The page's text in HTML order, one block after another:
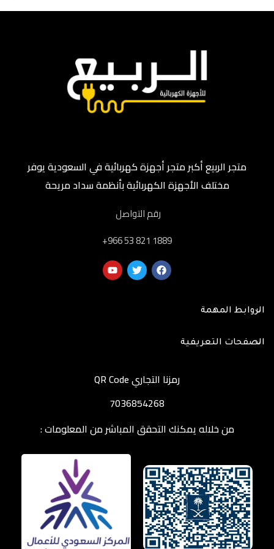
متجر الربيع أكبر متجر أجهزة كهربائية في السعودية يوفر
مختلف الأجهزة الكهربائية بأنظمة سداد مريحة
رقم التواصل
‎+966 53 821 1889
الروابط المهمة
الصفحات التعريفية
رمزنا التجاري QR Code
7036854268
من خلاله يمكنك التحقق المباشر من المعلومات :